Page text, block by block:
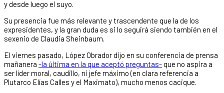
y desde luego el suyo.
Su presencia fue más relevante y trascendente que la de los
expresidentes, y la gran duda es si lo seguirá siendo también en el
sexenio de Claudia Sheinbaum.
El viernes pasado, López Obrador dijo en su conferencia de prensa
mañanera -la última en la que aceptó preguntas-que no aspira a
ser líder moral, caudillo, ni jefe máximo (en clara referencia a
Plutarco Elías Calles y el Maximato), mucho menos cacique.